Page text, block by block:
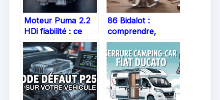
Moteur Puma 2.2
HDi fiabilité : ce
qu’il faut vraiment
savoir
86 Bidalot :
comprendre,
choisir et
entretenir un kit
moteur performant